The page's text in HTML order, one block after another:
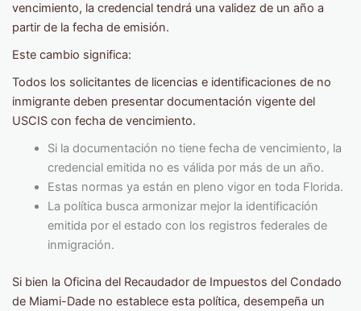
vencimiento, la credencial tendrá una validez de un año a
partir de la fecha de emisión.
Este cambio significa:
Todos los solicitantes de licencias e identificaciones de no
inmigrante deben presentar documentación vigente del
USCIS con fecha de vencimiento.
Si la documentación no tiene fecha de vencimiento, la
credencial emitida no es válida por más de un año.
Estas normas ya están en pleno vigor en toda Florida.
La política busca armonizar mejor la identificación
emitida por el estado con los registros federales de
inmigración.
Si bien la Oficina del Recaudador de Impuestos del Condado
de Miami-Dade no establece esta política, desempeña un